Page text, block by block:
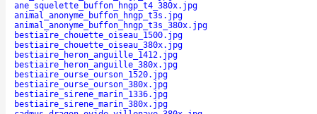
ane_squelette_buffon_hngp_t4_380x.jpg
animal_anonyme_buffon_hngp_t3s.jpg
animal_anonyme_buffon_hngp_t3s_380x.jpg
bestiaire_chouette_oiseau_1500.jpg
bestiaire_chouette_oiseau_380x.jpg
bestiaire_heron_anguille_1412.jpg
bestiaire_heron_anguille_380x.jpg
bestiaire_ourse_ourson_1520.jpg
bestiaire_ourse_ourson_380x.jpg
bestiaire_sirene_marin_1336.jpg
bestiaire_sirene_marin_380x.jpg